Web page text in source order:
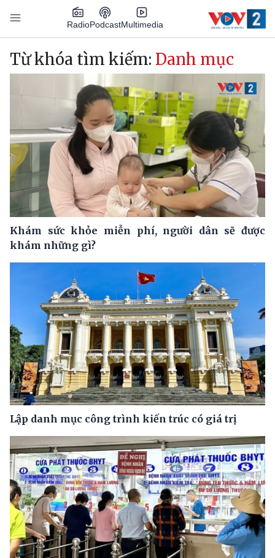
Nhảy đến nội dung
RadioPodcastMultimedia
Main navigation
Từ khóa tìm kiếm: Danh mục
Khám sức khỏe miễn phí, người dân sẽ được
khám những gì?
Lập danh mục công trình kiến trúc có giá trị